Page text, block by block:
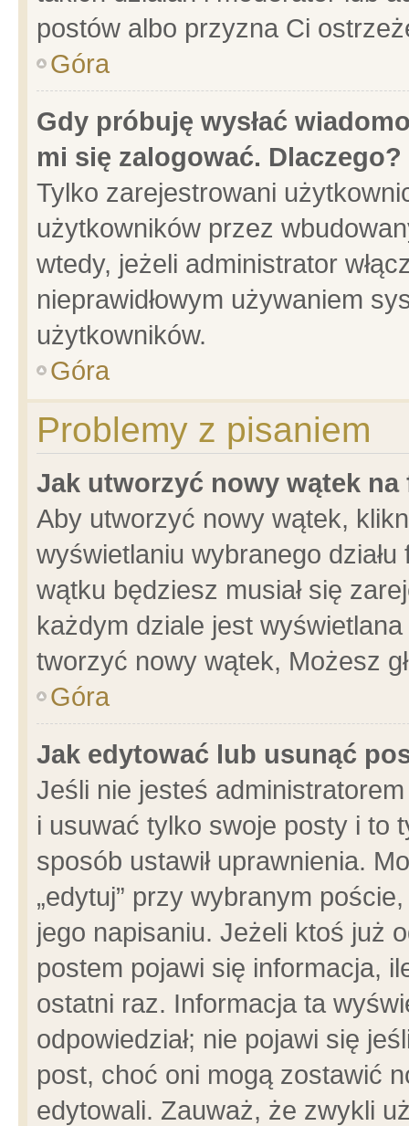
postów albo przyzna Ci
Góra
Gdy próbuję wysłać
mi się zalogować. Dlaczego?
Tylko zarejestrowani
użytkowników przez
wtedy, jeżeli administrator
nieprawidłowym używaniem
użytkowników.
Góra
Problemy z pisaniem
Jak utworzyć nowy wątek na
Aby utworzyć nowy wątek,
wyświetlaniu wybranego
wątku będziesz musiał się
każdym dziale jest
tworzyć nowy wątek, Możesz
Góra
Jak edytować lub usunąć
Jeśli nie jesteś
i usuwać tylko swoje posty i to
sposób ustawił uprawnienia.
„edytuj” przy wybranym
jego napisaniu. Jeżeli ktoś już
postem pojawi się informacja,
ostatni raz. Informacja ta
odpowiedział; nie pojawi się
post, choć oni mogą zostawić
edytowali. Zauważ, że zwykli